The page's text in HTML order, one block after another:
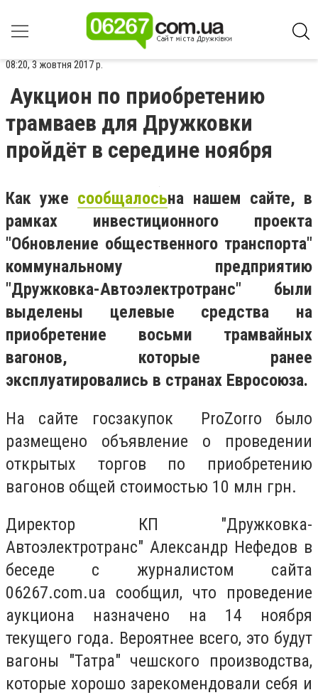
08:20, 3 жовтня 2017 р.
Аукцион по приобретению
трамваев для Дружковки
пройдёт в середине ноября
Как уже сообщалосьна нашем сайте, в
рамках инвестиционного проекта
"Обновление общественного транспорта"
коммунальному предприятию
"Дружковка-Автоэлектротранс" были
выделены целевые средства на
приобретение восьми трамвайных
вагонов, которые ранее
эксплуатировались в странах Евросоюза.
На сайте госзакупок ProZorro было
размещено объявление о проведении
открытых торгов по приобретению
вагонов общей стоимостью 10 млн грн.
Директор КП "Дружковка-
Автоэлектротранс" Александр Нефедов в
беседе с журналистом сайта
06267.com.ua сообщил, что проведение
аукциона назначено на 14 ноября
текущего года. Вероятнее всего, это будут
вагоны "Татра" чешского производства,
которые хорошо зарекомендовали себя и